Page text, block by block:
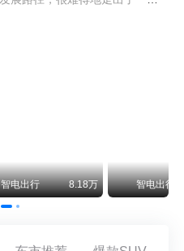
智电出行 8.18万 智电出行